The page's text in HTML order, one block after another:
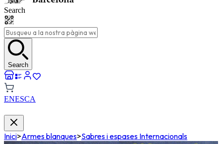
Search
Search
ENESCA
Inici>Armes blanques>Sabres i espases Internacionals